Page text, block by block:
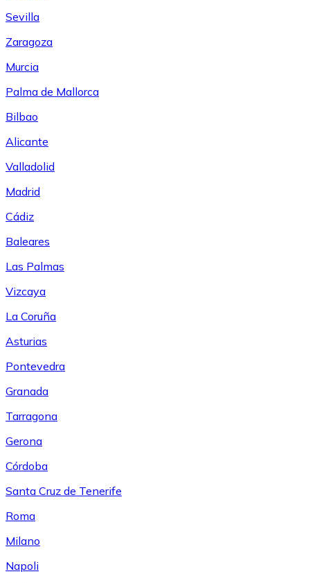
Sevilla
Zaragoza
Murcia
Palma de Mallorca
Bilbao
Alicante
Valladolid
Madrid
Cádiz
Baleares
Las Palmas
Vizcaya
La Coruña
Asturias
Pontevedra
Granada
Tarragona
Gerona
Córdoba
Santa Cruz de Tenerife
Roma
Milano
Napoli